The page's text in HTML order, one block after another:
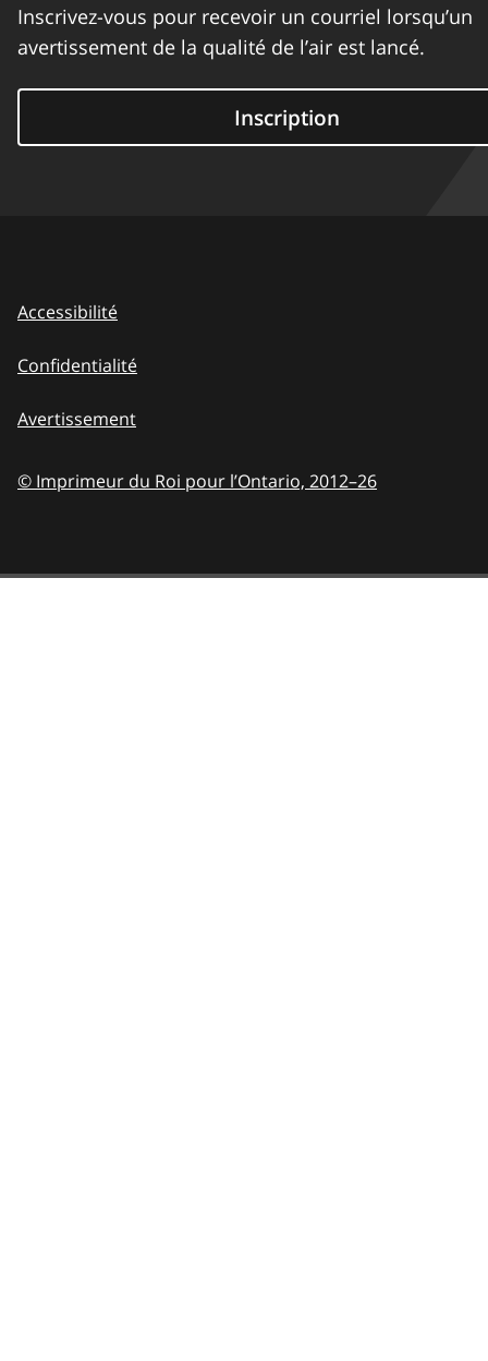
Inscrivez-vous pour recevoir un courriel lorsqu’un
avertissement de la qualité de l’air est lancé.
Inscription
Accessibilité
Confidentialité
Avertissement
© Imprimeur du Roi pour l’Ontario, 2012–26